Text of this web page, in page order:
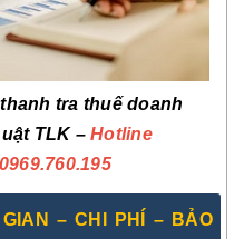
tra thuế doanh
TLK –Hotline
– CHI PHÍ – BẢO